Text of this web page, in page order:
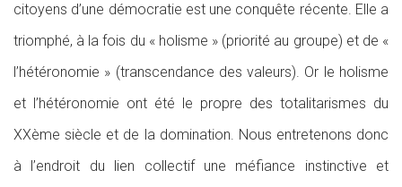
citoyens d’une démocratie est une conquête récente. Elle a
triomphé, à la fois du « holisme » (priorité au groupe) et de «
l’hétéronomie » (transcendance des valeurs). Or le holisme
et l’hétéronomie ont été le propre des totalitarismes du
XXème siècle et de la domination. Nous entretenons donc
à l’endroit du lien collectif une méfiance instinctive et